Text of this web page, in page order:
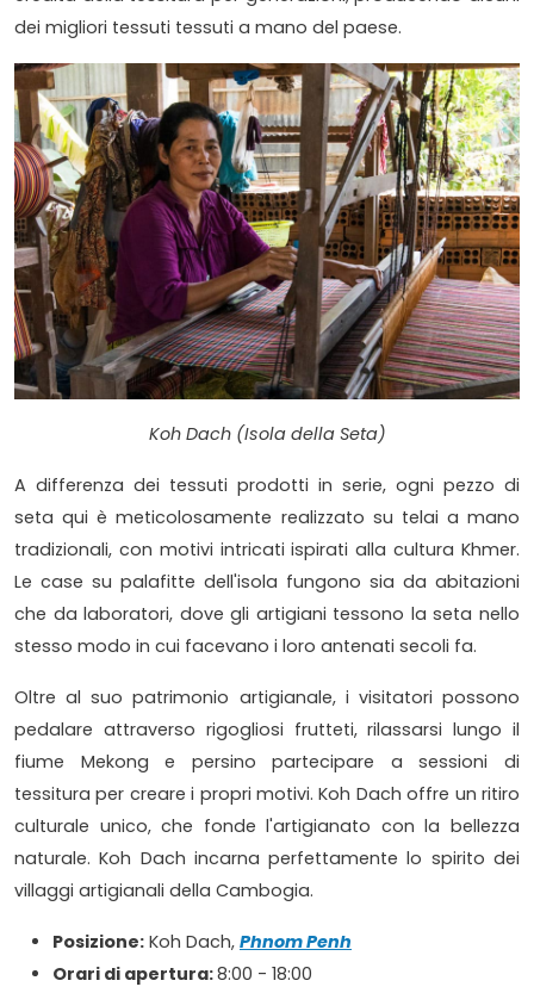
dei migliori tessuti tessuti a mano del paese.
Koh Dach (Isola della Seta)
A differenza dei tessuti prodotti in serie, ogni pezzo di
seta qui è meticolosamente realizzato su telai a mano
tradizionali, con motivi intricati ispirati alla cultura Khmer.
Le case su palafitte dell'isola fungono sia da abitazioni
che da laboratori, dove gli artigiani tessono la seta nello
stesso modo in cui facevano i loro antenati secoli fa.
Oltre al suo patrimonio artigianale, i visitatori possono
pedalare attraverso rigogliosi frutteti, rilassarsi lungo il
fiume Mekong e persino partecipare a sessioni di
tessitura per creare i propri motivi. Koh Dach offre un ritiro
culturale unico, che fonde l'artigianato con la bellezza
naturale. Koh Dach incarna perfettamente lo spirito dei
villaggi artigianali della Cambogia.
Posizione: Koh Dach, Phnom Penh
Orari di apertura:8:00 - 18:00